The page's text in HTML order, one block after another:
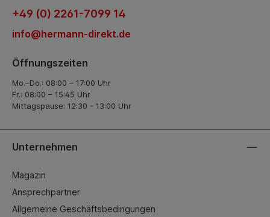
+49 (0) 2261-7099 14
info@hermann-direkt.de
Öffnungszeiten
Mo.–Do.: 08:00 – 17:00 Uhr
Fr.: 08:00 – 15:45 Uhr
Mittagspause: 12:30 - 13:00 Uhr
Unternehmen
Magazin
Ansprechpartner
Allgemeine Geschäftsbedingungen